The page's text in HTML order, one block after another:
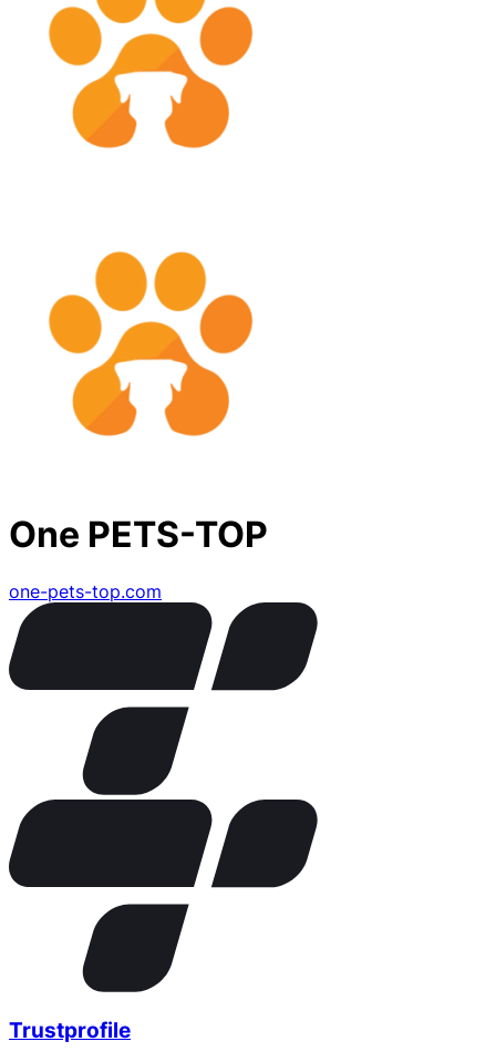
One PETS-TOP
one-pets-top.com
Trustprofile